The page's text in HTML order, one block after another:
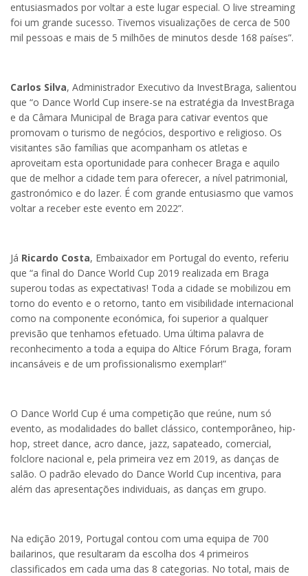
entusiasmados por voltar a este lugar especial. O live streaming
foi um grande sucesso. Tivemos visualizações de cerca de 500
mil pessoas e mais de 5 milhões de minutos desde 168 países”.
Carlos Silva, Administrador Executivo da InvestBraga, salientou
que “o Dance World Cup insere-se na estratégia da InvestBraga
e da Câmara Municipal de Braga para cativar eventos que
promovam o turismo de negócios, desportivo e religioso. Os
visitantes são famílias que acompanham os atletas e
aproveitam esta oportunidade para conhecer Braga e aquilo
que de melhor a cidade tem para oferecer, a nível patrimonial,
gastronómico e do lazer. É com grande entusiasmo que vamos
voltar a receber este evento em 2022”.
Já Ricardo Costa, Embaixador em Portugal do evento, referiu
que “a final do Dance World Cup 2019 realizada em Braga
superou todas as expectativas! Toda a cidade se mobilizou em
torno do evento e o retorno, tanto em visibilidade internacional
como na componente económica, foi superior a qualquer
previsão que tenhamos efetuado. Uma última palavra de
reconhecimento a toda a equipa do Altice Fórum Braga, foram
incansáveis e de um profissionalismo exemplar!”
O Dance World Cup é uma competição que reúne, num só
evento, as modalidades do ballet clássico, contemporâneo, hip-
hop, street dance, acro dance, jazz, sapateado, comercial,
folclore nacional e, pela primeira vez em 2019, as danças de
salão. O padrão elevado do Dance World Cup incentiva, para
além das apresentações individuais, as danças em grupo.
Na edição 2019, Portugal contou com uma equipa de 700
bailarinos, que resultaram da escolha dos 4 primeiros
classificados em cada uma das 8 categorias. No total, mais de